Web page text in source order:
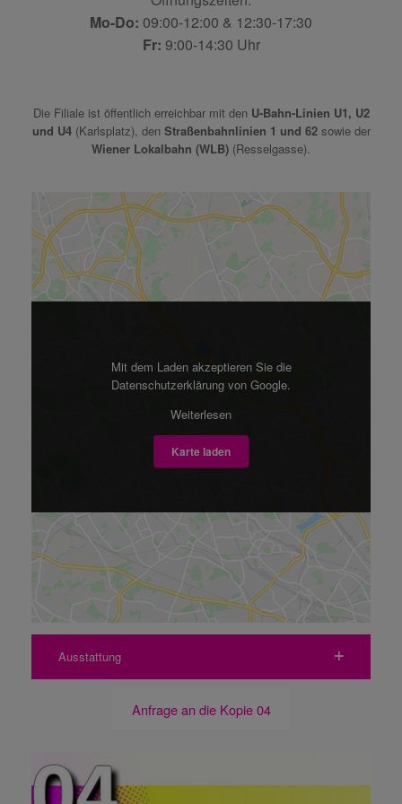
Mo-Do: 09:00-12:00 & 12:30-17:30
Fr: 9:00-14:30 Uhr
Die Filiale ist öffentlich erreichbar mit den U-Bahn-Linien U1, U2
und U4(Karlsplatz), den Straßenbahnlinien 1 und 62sowie der
Wiener Lokalbahn (WLB) (Resselgasse).
Mit dem Laden akzeptieren Sie die
Datenschutzerklärung von Google.
Weiterlesen
Karte laden
Ausstattung
Anfrage an die Kopie 04